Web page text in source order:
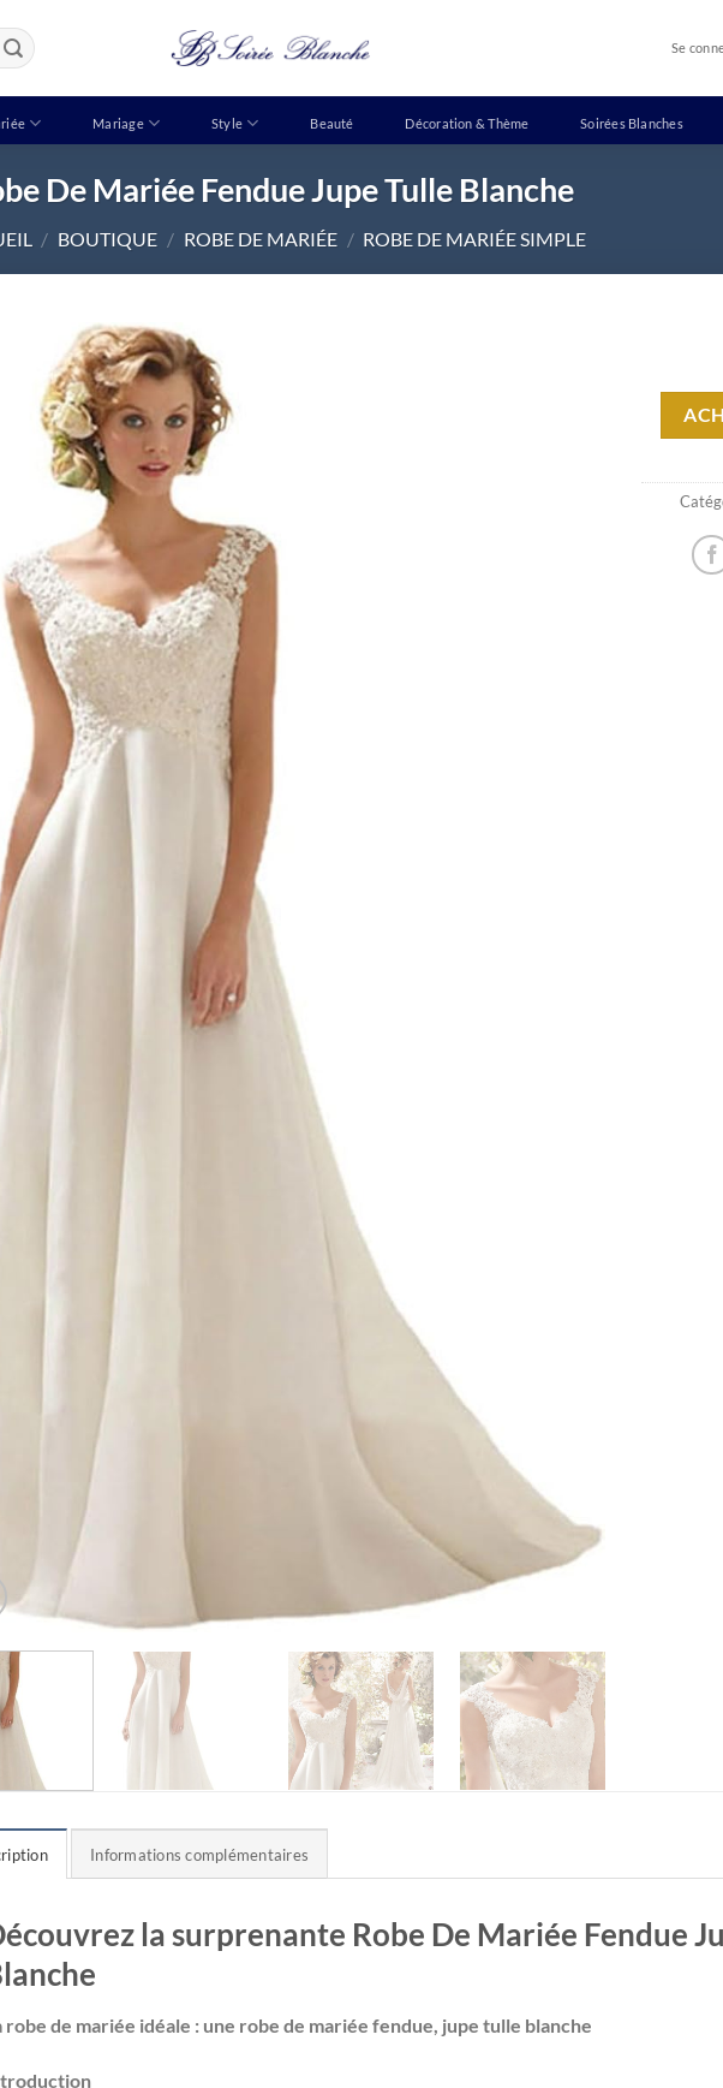
Se
Mariage Style Beauté Décoration & Thème Soirées Blanches
De Mariée Fendue Jupe Tulle Blanche
/ BOUTIQUE / ROBE DE MARIÉE / ROBE DE MARIÉE SIMPLE
Informations complémentaires
la surprenante Robe De Mariée Fendue
robe de mariée idéale : une robe de mariée fendue, jupe tulle blanche